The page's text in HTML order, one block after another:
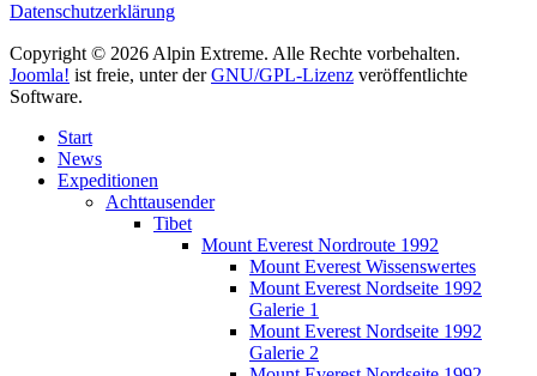
Datenschutzerklärung
Copyright © 2026 Alpin Extreme. Alle Rechte vorbehalten.
Joomla! ist freie, unter derGNU/GPL-Lizenz veröffentlichte
Software.
Start
News
Expeditionen
Achttausender
Tibet
Mount Everest Nordroute 1992
Mount Everest Wissenswertes
Mount Everest Nordseite 1992
Galerie 1
Mount Everest Nordseite 1992
Galerie 2